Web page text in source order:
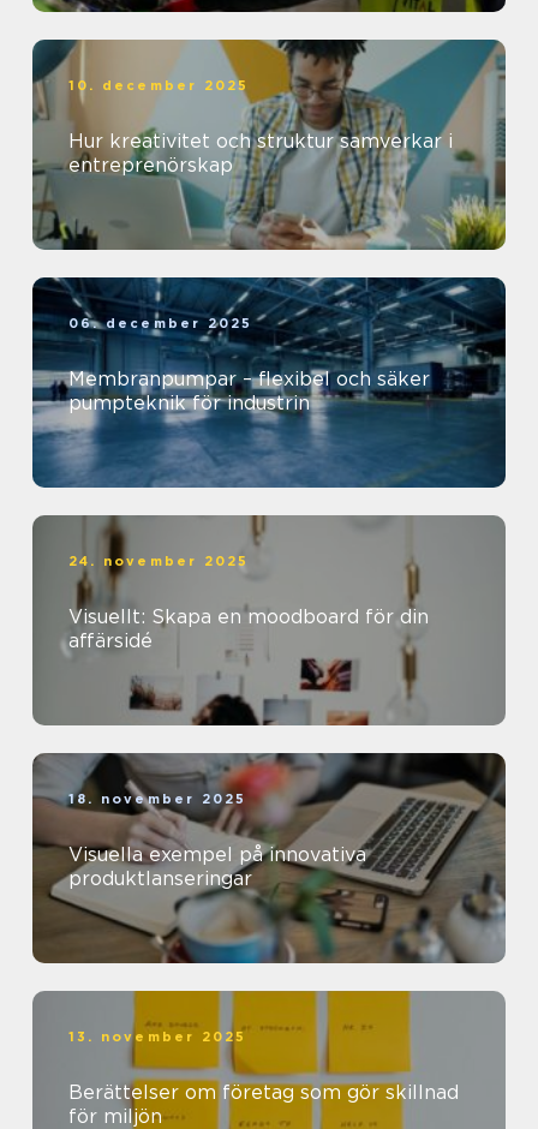
10. december 2025
Hur kreativitet och struktur samverkar i
entreprenörskap
06. december 2025
Membranpumpar – flexibel och säker
pumpteknik för industrin
24. november 2025
Visuellt: Skapa en moodboard för din
affärsidé
18. november 2025
Visuella exempel på innovativa
produktlanseringar
13. november 2025
Berättelser om företag som gör skillnad
för miljön